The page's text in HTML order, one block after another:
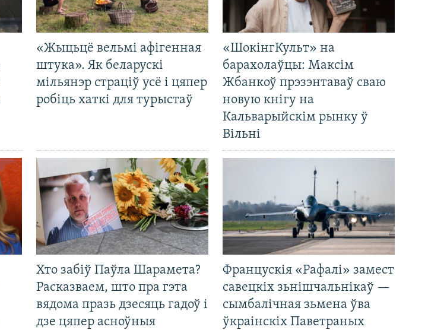
«Жыцьцё вельмі афігенная
штука». Як беларускі
мільянэр страціў усё і цяпер
робіць хаткі для турыстаў
«ШокінгКульт» на
барахолаўцы: Максім
Жбанкоў прэзэнтаваў сваю
новую кнігу на
Кальварыйскім рынку ў
Вільні
Хто забіў Паўла Шарамета?
Расказваем, што пра гэта
вядома празь дзесяць гадоў і
дзе цяпер асноўныя
Францускія «Рафалі» замест
савецкіх зьнішчальнікаў —
сымбалічная зьмена ўва
ўкраінскіх Паветраных